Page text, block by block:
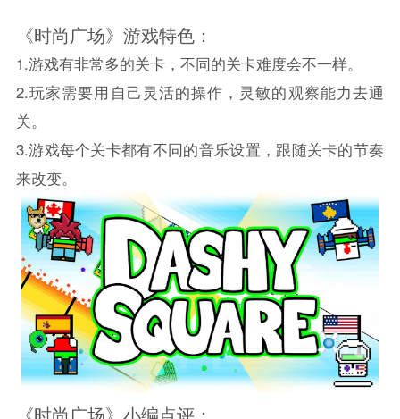
《时尚广场》游戏特色：
1.游戏有非常多的关卡，不同的关卡难度会不一样。
2.玩家需要用自己灵活的操作，灵敏的观察能力去通
关。
3.游戏每个关卡都有不同的音乐设置，跟随关卡的节奏
来改变。